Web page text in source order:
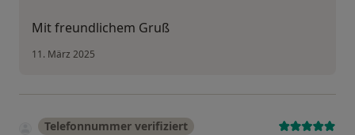
Mit freundlichem Gruß
11. März 2025
Telefonnummer verifiziert